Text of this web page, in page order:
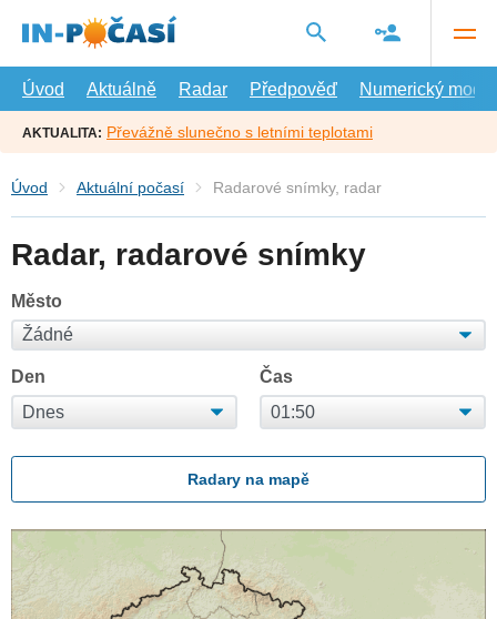
hlavní
Úvod
Aktuálně Radar Předpověď Numerický model
AKTUALITA: Převážně slunečno s letními teplotami
Úvod Aktuální počasí Radarové snímky, radar
Radar, radarové snímky
Město
Den Čas
Radary na mapě